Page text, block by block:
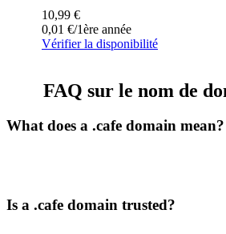
10,99 €
0,01 €/1ère année
Vérifier la disponibilité
FAQ sur le nom de
What does a .cafe domain mean?
Is a .cafe domain trusted?